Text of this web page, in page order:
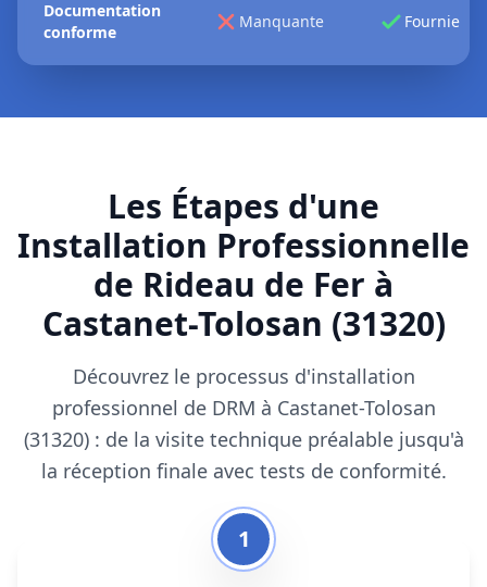
Documentation
conforme
Manquante Fournie
Les Étapes d'une
Installation Professionnelle
de Rideau de Fer à
Castanet-Tolosan (31320)
Découvrez le processus d'installation
professionnel de DRM à Castanet-Tolosan
(31320) : de la visite technique préalable jusqu'à
la réception finale avec tests de conformité.
1